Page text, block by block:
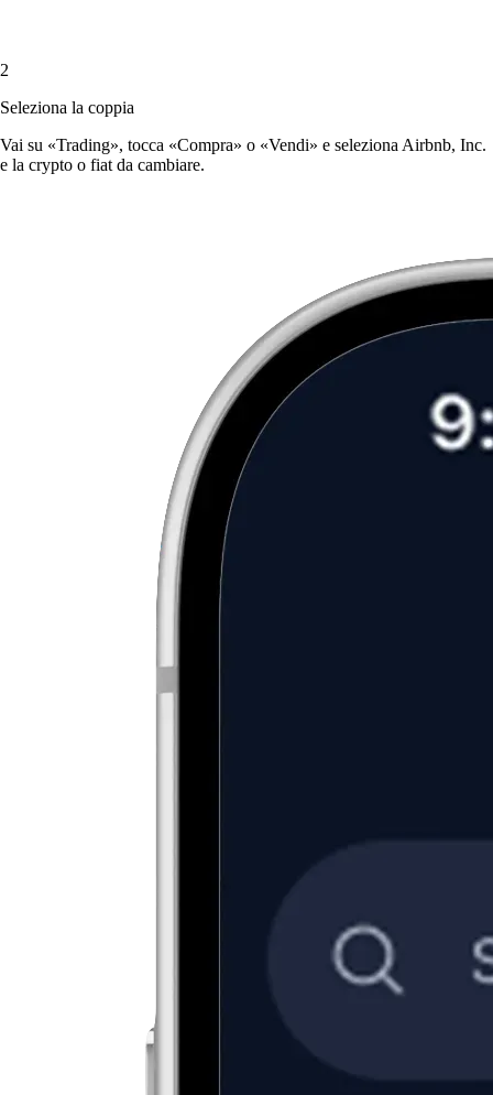
2
Seleziona la coppia
Vai su «Trading», tocca «Compra» o «Vendi» e seleziona Airbnb, Inc.
e la crypto o fiat da cambiare.